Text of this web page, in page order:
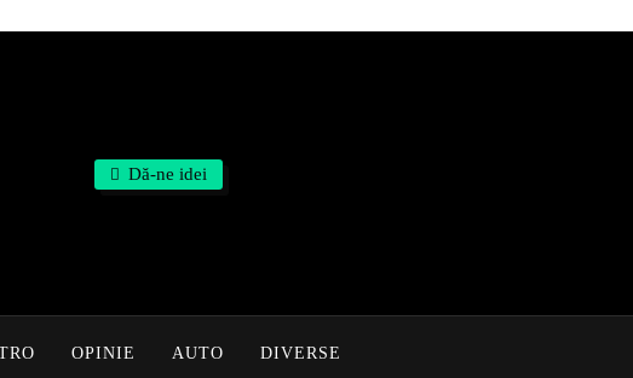
Dă-ne idei
OPINIE AUTO DIVERSE